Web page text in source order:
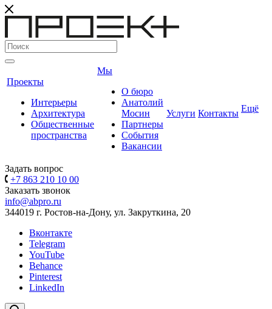
Проекты
Интерьеры
Архитектура
Общественные
пространства
Мы
О бюро
Анатолий
Мосин
Партнеры
События
Вакансии
Услуги Контакты Ещё
Задать вопрос
+7 863 210 10 00
Заказать звонок
info@abpro.ru
344019 г. Ростов-на-Дону, ул. Закруткина, 20
Вконтакте
Telegram
YouTube
Behance
Pinterest
LinkedIn